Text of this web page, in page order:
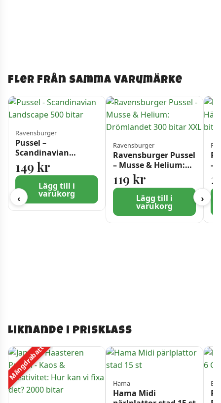
Fler från samma varumärke
‹
Ravensburger
Pussel –
Scandinavian
Landscape 500 bitar
149 kr
Lägg till i
varukorg
Ravensburger
Ravensburger Pussel
– Musse & Helium:
Drömlandet 300
bitar XXL
119 kr
Lägg till i
varukorg
–
›
Liknande i prisklass
Mängdrabatt
Hama
Hama Midi